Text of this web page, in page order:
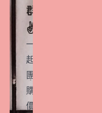
群
✌️
一
起
團
購
價